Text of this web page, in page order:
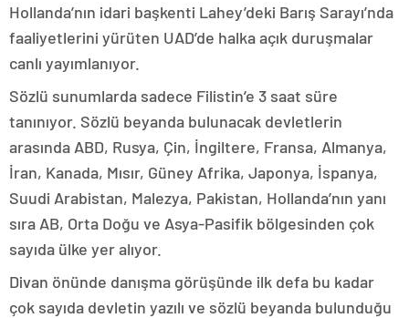
Hollanda’nın idari başkenti Lahey’deki Barış Sarayı’nda
faaliyetlerini yürüten UAD’de halka açık duruşmalar
canlı yayımlanıyor.
Sözlü sunumlarda sadece Filistin’e 3 saat süre
tanınıyor. Sözlü beyanda bulunacak devletlerin
arasında ABD, Rusya, Çin, İngiltere, Fransa, Almanya,
İran, Kanada, Mısır, Güney Afrika, Japonya, İspanya,
Suudi Arabistan, Malezya, Pakistan, Hollanda’nın yanı
sıra AB, Orta Doğu ve Asya-Pasifik bölgesinden çok
sayıda ülke yer alıyor.
Divan önünde danışma görüşünde ilk defa bu kadar
çok sayıda devletin yazılı ve sözlü beyanda bulunduğu